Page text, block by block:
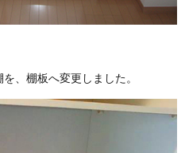
、棚板へ変更しました。